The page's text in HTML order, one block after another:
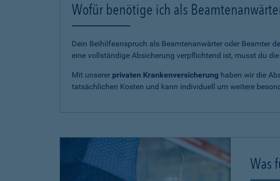
Wofür benötige ich als
Dein Beihilfeanspruch als Beamtenanwärter oder Beamter
eine vollständige Absicherung verpflichtend ist, musst du
Mit unserer privaten Krankenversicherung haben wir die
tatsächlichen Kosten und kann individuell um weitere
Was